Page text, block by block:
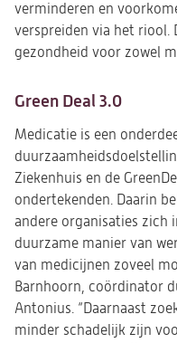
verminderen en
verspreiden via het riool.
gezondheid voor zowel
Green Deal 3.0
Medicatie is een
Ziekenhuis en de
ondertekenden. Daarin
andere organisaties zich
duurzame manier van
van medicijnen zoveel
Barnhoorn, coördinator
Antonius. “Daarnaast
minder schadelijk zijn